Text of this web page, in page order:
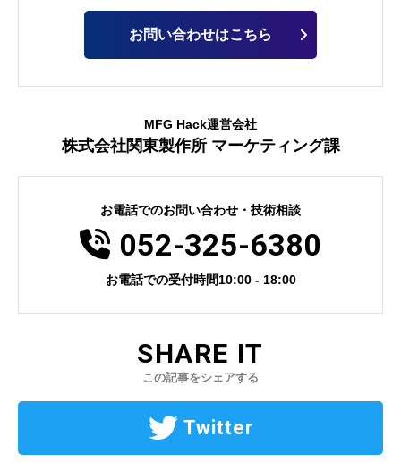
お問い合わせはこちら
MFG Hack運営会社
株式会社関東製作所 マーケティング課
お電話でのお問い合わせ・技術相談
電話番号
052-325-6380
お電話での受付時間10:00 - 18:00
SHARE IT
この記事をシェアする
Twitter